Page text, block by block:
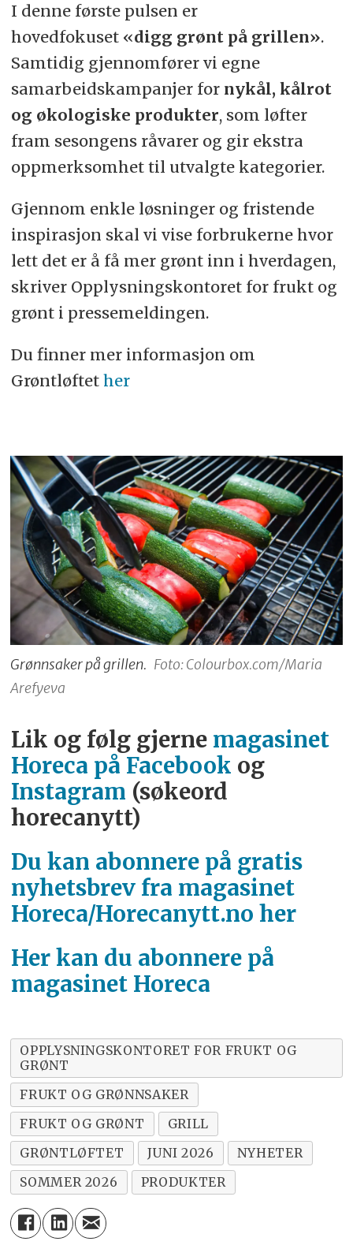
I denne første pulsen er
hovedfokuset «digg grønt på grillen».
Samtidig gjennomfører vi egne
samarbeidskampanjer for nykål, kålrot
og økologiske produkter, som løfter
fram sesongens råvarer og gir ekstra
oppmerksomhet til utvalgte kategorier.
Gjennom enkle løsninger og fristende
inspirasjon skal vi vise forbrukerne hvor
lett det er å få mer grønt inn i hverdagen,
skriver Opplysningskontoret for frukt og
grønt i pressemeldingen.
Du finner mer informasjon om
Grøntløftet her
Grønnsaker på grillen. Foto: Colourbox.com/Maria
Arefyeva
Lik og følg gjerne magasinet
Horeca på Facebook og
Instagram (søkeord
horecanytt)
Du kan abonnere på gratis
nyhetsbrev fra magasinet
Horeca/Horecanytt.no her
Her kan du abonnere på
magasinet Horeca
OPPLYSNINGSKONTORET FOR FRUKT OG
GRØNT
FRUKT OG GRØNNSAKER
FRUKT OG GRØNT
GRILL
GRØNTLØFTET
JUNI 2026
NYHETER
SOMMER 2026
PRODUKTER